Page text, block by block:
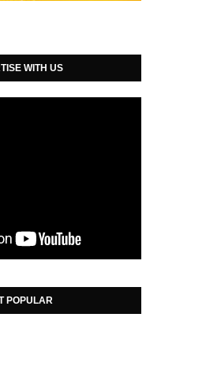
WITH US
POPULAR